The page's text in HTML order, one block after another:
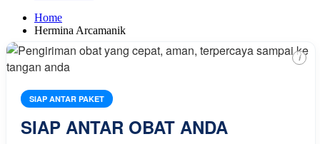
Home
Hermina Arcamanik
SIAP ANTAR PAKET
SIAP ANTAR OBAT ANDA
i